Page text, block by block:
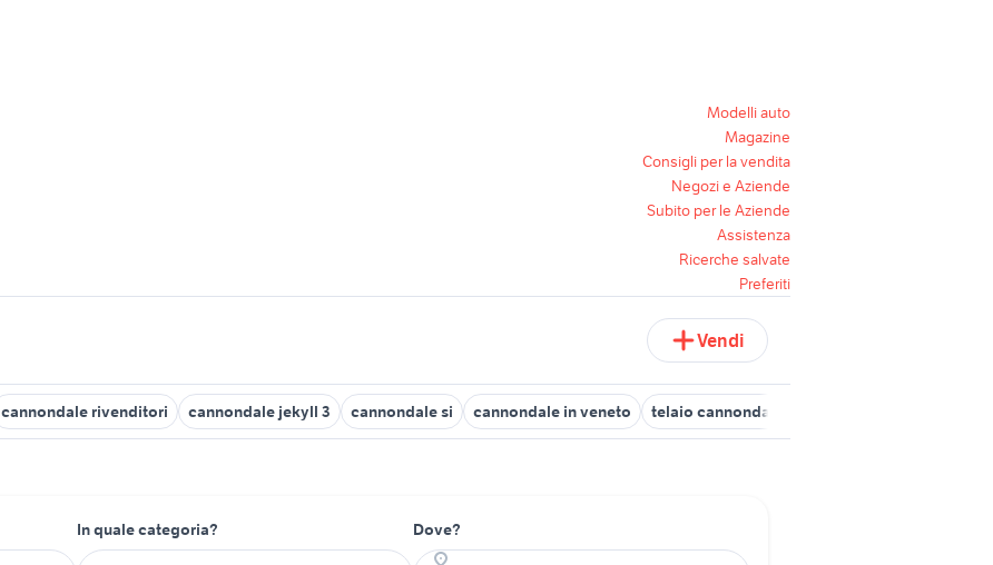
Modelli auto
Magazine
Consigli per la vendita
Negozi e Aziende
Subito per le Aziende
Assistenza
Ricerche salvate
Preferiti
Vendi
cannondale rivenditori cannondale jekyll 3 cannondale si cannondale in veneto telaio cannondale
In quale categoria? Dove?